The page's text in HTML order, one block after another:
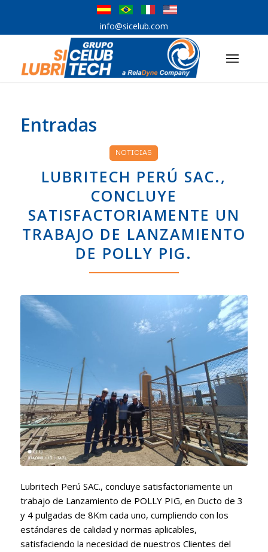
info@sicelub.com
Entradas
NOTICIAS
LUBRITECH PERÚ SAC.,
CONCLUYE
SATISFACTORIAMENTE UN
TRABAJO DE LANZAMIENTO
DE POLLY PIG.
Lubritech Perú SAC., concluye satisfactoriamente un
trabajo de Lanzamiento de POLLY PIG, en Ducto de 3
y 4 pulgadas de 8Km cada uno, cumpliendo con los
estándares de calidad y normas aplicables,
satisfaciendo la necesidad de nuestros Clientes del